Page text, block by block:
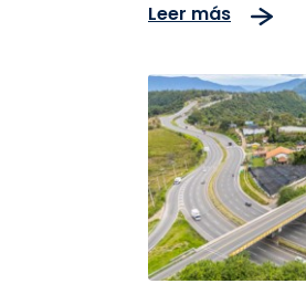
también?
Leer más